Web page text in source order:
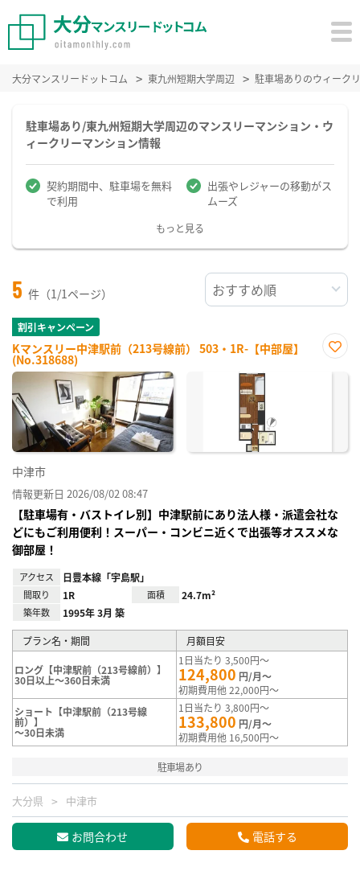
大分マンスリードットコム 東九州短期大学周辺 駐車場ありのウィーク
駐車場あり/東九州短期大学周辺のマンスリーマンション・ウ
ィークリーマンション情報
契約期間中、駐車場を無料
で利用
出張やレジャーの移動がス
ムーズ
もっと見る
5 件（1/1ページ）
割引キャンペーン
Kマンスリー中津駅前（213号線前） 503・1R-【中部屋】
(No.318688)
に入
中津市
情報更新日 2026/08/02 08:47
【駐車場有・バストイレ別】中津駅前にあり法人様・派遣会社な
どにもご利用便利！スーパー・コンビニ近くで出張等オススメな
御部屋！
アクセス 日豊本線「宇島駅」
間取り 1R 面積 24.7m²
築年数 1995年 3月 築
プラン名・期間 月額目安
ロング【中津駅前（213号線前）】
30日以上～360日未満
1日当たり 3,500円～
124,800 円/月～
初期費用他 22,000円～
ショート【中津駅前（213号線
前）】
～30日未満
1日当たり 3,800円～
133,800 円/月～
初期費用他 16,500円～
駐車場あり
大分県 中津市
お問合わせ 電話する